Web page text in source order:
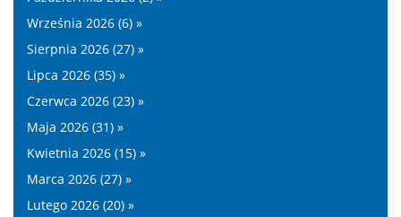
Września 2026 (6) »
Sierpnia 2026 (27) »
Lipca 2026 (35) »
Czerwca 2026 (23) »
Maja 2026 (31) »
Kwietnia 2026 (15) »
Marca 2026 (27) »
Lutego 2026 (20) »